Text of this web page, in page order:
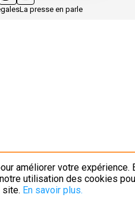
améliorer votre expérience.
utilisation des cookies
site. En savoir plus.
La presse en parle